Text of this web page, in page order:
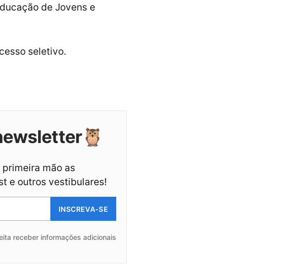
de Jovens e
seletivo.
mão as
e outros vestibulares!
INSCREVA-SE
receber informações adicionais